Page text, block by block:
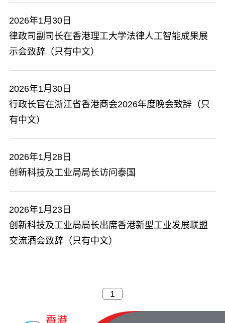
2026年1月30日
律政司副司长在香港理工大学法律人工智能成果展
示会致辞（只有中文）
2026年1月30日
行政长官在浙江省香港商会2026年度晚会致辞（只
有中文）
2026年1月28日
创新科技及工业局局长访问泰国
2026年1月23日
创新科技及工业局局长出席香港新型工业发展联盟
交流酒会致辞（只有中文）